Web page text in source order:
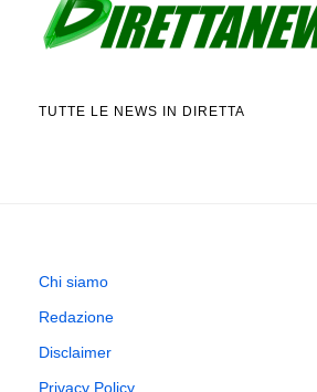
TUTTE LE NEWS IN DIRETTA
Chi siamo
Redazione
Disclaimer
Privacy Policy